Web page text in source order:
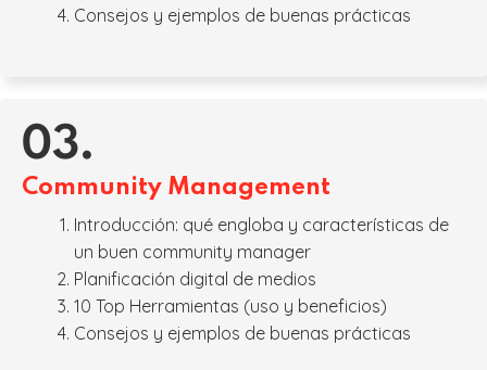
Consejos y ejemplos de buenas prácticas
03.
Community Management
Introducción: qué engloba y características de
un buen community manager
Planificación digital de medios
10 Top Herramientas (uso y beneficios)
Consejos y ejemplos de buenas prácticas